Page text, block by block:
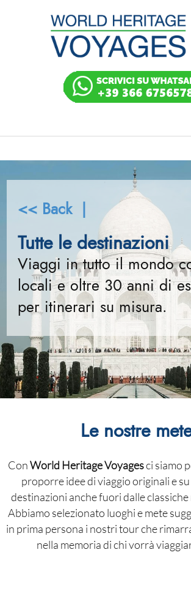
<< Back |
Tutte le destinazioni
Viaggi in tutto il mondo
locali e oltre 30 anni di
per itinerari su misura.
Le nostre
ConWorld Heritage Voyagesci siamo
proporre idee di viaggio originali e
destinazioni anche fuori dalle
Abbiamo selezionato luoghi e mete
in prima persona i nostri tour che
nella memoria di chi vorrà